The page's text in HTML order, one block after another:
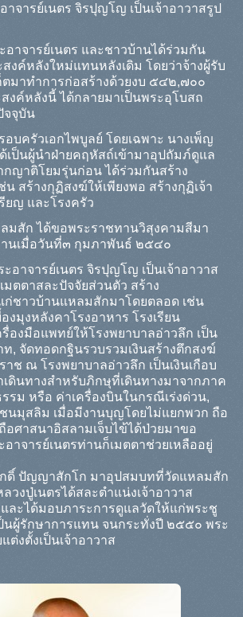
จารย์เนตร จิรปุญโญ เป็นเจ้าอาวาสรูป
จารย์เนตร และชาวบ้านได้ร่วมกัน
สงค์หลังใหม่แทนหลังเดิม โดยว่าจ้างผู้รับ
ตมาทำการก่อสร้างด้วยงบ ๕๔๒,๗๐๐
งค์หลังนี้ ได้กลายมาเป็นพระอุโบสถ
จจุบัน
อบครัวเอกไพบูลย์ โดยเฉพาะ นางเพ็ญ
เป็นผู้นำฝ่ายคฤหัสถ์เข้ามาอุปถัมภ์ดูแล
ญาติโยมรุ่นก่อน ได้ร่วมกันสร้าง
น สร้างกุฏิสงฆ์ให้เพียงพอ สร้างกุฏิเจ้า
ยญ และโรงครัว
ก ได้ขอพระราชทานวิสุงคามสีมา
นเมื่อวันที่๓ กุมภาพันธ์ ๒๕๔๐
อาจารย์เนตร จิรปุญโญ เป็นเจ้าอาวาส
ตตาสละปัจจัยส่วนตัว สร้าง
ชาวบ้านแหลมสักมาโดยตลอด เช่น
งมุงหลังคาโรงอาหาร โรงเรียน
องมือแพทย์ให้โรงพยาบาลอ่าวลึก เป็น
ท, จัดทอดกฐินรวบรวมเงินสร้างตึกสงฆ์
ช ณ โรงพยาบาลอ่าวลึก เป็นเงินเกือบ
ดินทางสำหรับภิกษุที่เดินทางมาจากภาค
รม หรือ ค่าเครื่องบินในกรณีเร่งด่วน,
นมุสลิม เมื่อมีงานบุญโดยไม่แยกพวก ถือ
อศาสนาอิสลามเจ็บไข้ได้ป่วยมาขอ
อาจารย์เนตรท่านก็เมตตาช่วยเหลืออยู่
ดิ์ ปัญญาสักโก มาอุปสมบทที่วัดแหลมสัก
งปู่เนตรได้สละตำแน่งเจ้าอาวาส
ละได้มอบภาระการดูแลวัดให้แก่พระชู
ผู้รักษาการแทน จนกระทั่งปี ๒๕๕๐ พระ
ต่งตั้งเป็นเจ้าอาวาส